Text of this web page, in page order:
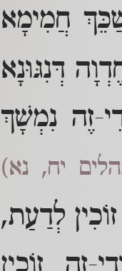
חֲמִימָא
דְּנִגּוּנָא
זֶה נִמְשָׁךְ
יח, נא)
לְדַעַת,